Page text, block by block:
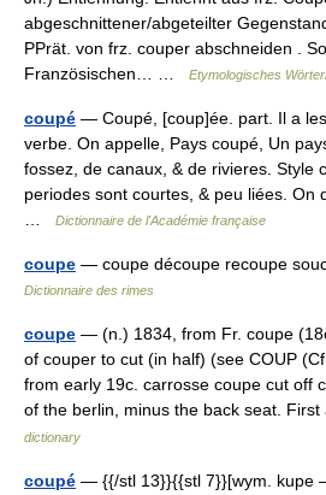
abgeschnittener/abgeteilter
PPrät. von frz. couper abschneiden .
Französischen… …
Etymologisches
coupé — Coupé, [coup]ée. part. Il a
verbe. On appelle, Pays coupé, Un
fossez, de canaux, & de rivieres. Style
periodes sont courtes, & peu liées. On
Dictionnaire de l'Académie française
coupe — coupe découpe recoupe
Dictionnaire des rimes
coupe — (n.) 1834, from Fr. coupe
of couper to cut (in half) (see COUP
from early 19c. carrosse coupe cut off
of the berlin, minus the back seat.
dictionary
coupé — {{/stl 13}}{{stl 7}}[wym. kupe